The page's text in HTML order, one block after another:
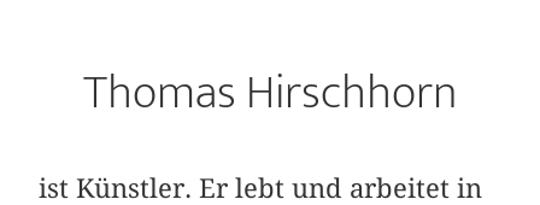
Thomas Hirschhorn
ist Künstler. Er lebt und arbeitet in